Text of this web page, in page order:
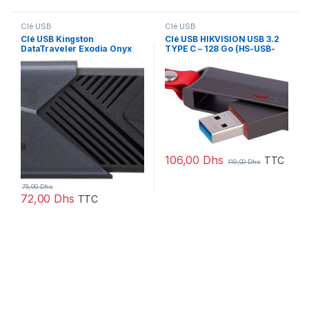
Clé USB
Clé USB Kingston
DataTraveler Exodia Onyx
USB Type-A 3.2 Gen1 – 64 Go
(DTXON/64GB)
72,00 Dhs
75,00Dhs
TTC
Clé USB
Clé USB HIKVISION USB 3.2
TYPE C – 128 Go (HS-USB-
106,00 Dhs 119,00Dhs TTC